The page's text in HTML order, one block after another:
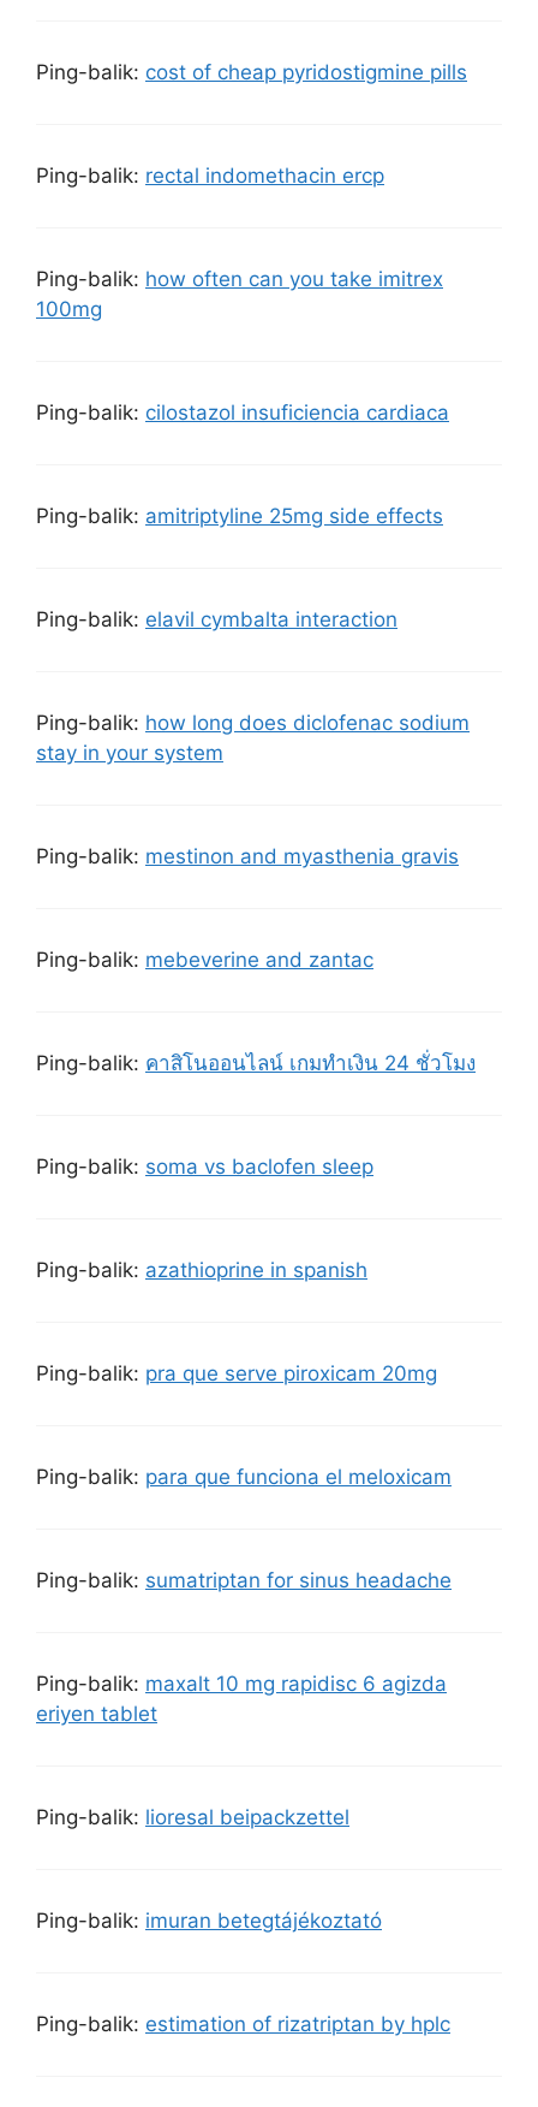
Ping-balik: cost of cheap pyridostigmine pills
Ping-balik: rectal indomethacin ercp
Ping-balik: how often can you take imitrex
100mg
Ping-balik: cilostazol insuficiencia cardiaca
Ping-balik: amitriptyline 25mg side effects
Ping-balik: elavil cymbalta interaction
Ping-balik: how long does diclofenac sodium
stay in your system
Ping-balik: mestinon and myasthenia gravis
Ping-balik: mebeverine and zantac
Ping-balik: คาสิโนออนไลน์ เกมทำเงิน 24 ชั่วโมง
Ping-balik: soma vs baclofen sleep
Ping-balik: azathioprine in spanish
Ping-balik: pra que serve piroxicam 20mg
Ping-balik: para que funciona el meloxicam
Ping-balik: sumatriptan for sinus headache
Ping-balik: maxalt 10 mg rapidisc 6 agizda
eriyen tablet
Ping-balik: lioresal beipackzettel
Ping-balik: imuran betegtájékoztató
Ping-balik: estimation of rizatriptan by hplc